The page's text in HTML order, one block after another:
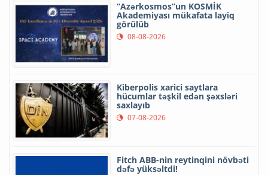
“Azərkosmos”un KOSMİK
Akademiyası mükafata layiq
görülüb
08-08-2026
Kiberpolis xarici saytlara
hücumlar təşkil edən şəxsləri
saxlayıb
07-08-2026
Fitch ABB-nin reytinqini növbəti
dəfə yüksəltdi!